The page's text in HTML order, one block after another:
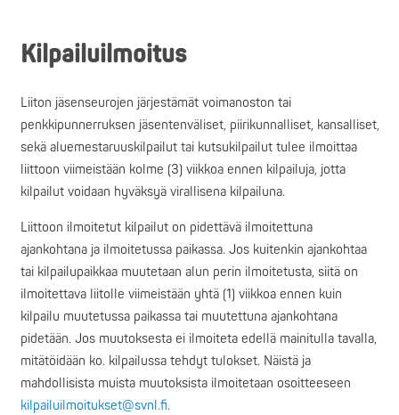
Kilpailuilmoitus
Liiton jäsenseurojen järjestämät voimanoston tai
penkkipunnerruksen jäsentenväliset, piirikunnalliset, kansalliset,
sekä aluemestaruuskilpailut tai kutsukilpailut tulee ilmoittaa
liittoon viimeistään kolme (3) viikkoa ennen kilpailuja, jotta
kilpailut voidaan hyväksyä virallisena kilpailuna.
Liittoon ilmoitetut kilpailut on pidettävä ilmoitettuna
ajankohtana ja ilmoitetussa paikassa. Jos kuitenkin ajankohtaa
tai kilpailupaikkaa muutetaan alun perin ilmoitetusta, siitä on
ilmoitettava liitolle viimeistään yhtä (1) viikkoa ennen kuin
kilpailu muutetussa paikassa tai muutettuna ajankohtana
pidetään. Jos muutoksesta ei ilmoiteta edellä mainitulla tavalla,
mitätöidään ko. kilpailussa tehdyt tulokset. Näistä ja
mahdollisista muista muutoksista ilmoitetaan osoitteeseen
kilpailuilmoitukset@svnl.fi.